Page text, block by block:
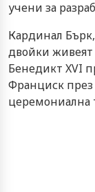
учени за
Кардинал
двойки живеят
Бенедикт XVI
Франциск през
церемониална